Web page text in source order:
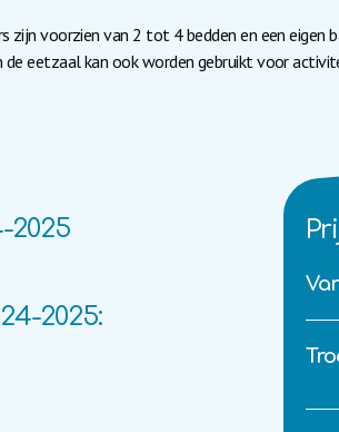
voorzien van 2 tot 4 bedden en een eigen
eetzaal kan ook worden gebruikt voor
2025
2025: